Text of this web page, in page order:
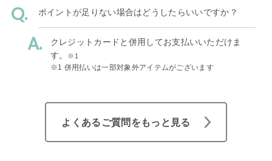
ポイントが足りない場合はどうしたらいいですか？
クレジットカードと併用してお支払いいただけま
す。
※1
※1 併用払いは一部対象外アイテムがございます
よくあるご質問をもっと見る